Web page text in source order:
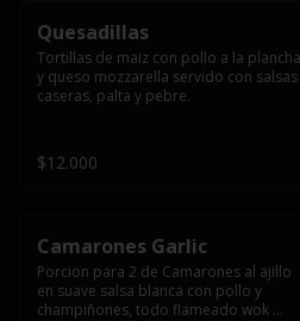
Quesadillas
Tortillas de maiz con pollo a la plancha
y queso mozzarella servido con salsas
caseras, palta y pebre.
$12.000
Camarones Garlic
Porcion para 2 de Camarones al ajillo
en suave salsa blanca con pollo y
champiñones, todo flameado wok